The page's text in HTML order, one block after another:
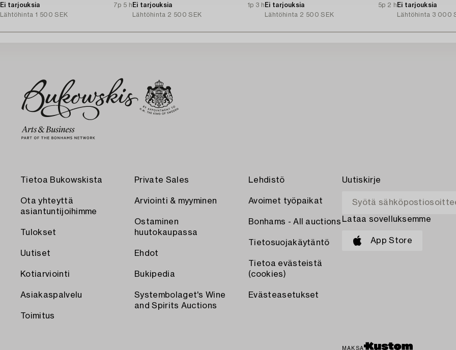
Ei tarjouksia
7p 5 h
Lähtöhinta 1 500 SEK
Ei tarjouksia
1p 3 h
Lähtöhinta 2 500 SEK
Ei tarjouksia
5p 2 h
Lähtöhinta 2 500 SEK
Ei tarjouksia
Lähtöhinta 3 000
Tietoa Bukowskista
Ota yhteyttä
asiantuntijoihimme
Tulokset
Uutiset
Kotiarviointi
Asiakaspalvelu
Toimitus
Private Sales
Arviointi & myyminen
Ostaminen
huutokaupassa
Ehdot
Bukipedia
Systembolaget's Wine
and Spirits Auctions
Lehdistö
Avoimet työpaikat
Bonhams - All auctions
Tietosuojakäytäntö
Tietoa evästeistä
(cookies)
Evästeasetukset
Uutiskirje
Lataa sovelluksemme
App Store
MAKSA